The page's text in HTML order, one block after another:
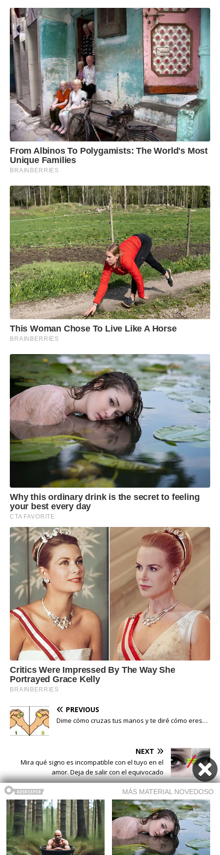
PREVIOUS
Dime cómo cruzas tus manos y te diré cómo eres…
NEXT
Mira qué signo es incompatible con el tuyo en el
amor. Deja de salir con el equivocado
Buscar
Buscar